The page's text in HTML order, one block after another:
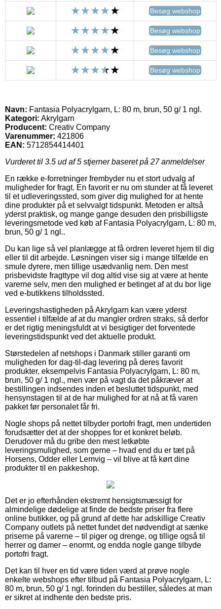
Besøg webshop
Besøg webshop
Besøg webshop
Besøg webshop
Navn: Fantasia Polyacrylgarn, L: 80 m, brun, 50 g/ 1 ngl.
Kategori: Akrylgarn
Producent: Creativ Company
Varenummer: 421806
EAN: 5712854414401
Vurderet til 3.5 ud af 5 stjerner baseret på 27anmeldelser
En række e-forretninger frembyder nu et stort udvalg af
muligheder for fragt. En favorit er nu om stunder at få leveret
til et udleveringssted, som giver dig mulighed for at hente
dine produkter på et selvvalgt tidspunkt. Metoden er altså
yderst praktisk, og mange gange desuden den prisbilligste
leveringsmetode ved køb af Fantasia Polyacrylgarn, L: 80 m,
brun, 50 g/ 1 ngl..
Du kan lige så vel planlægge at få ordren leveret hjem til dig
eller til dit arbejde. Løsningen viser sig i mange tilfælde en
smule dyrere, men tillige usædvanlig nem. Den mest
prisbevidste fragttype vil dog altid vise sig at være at hente
varerne selv, men den mulighed er betinget af at du bor lige
ved e-butikkens tilholdssted.
Leveringshastigheden på Akrylgarn kan være yderst
essentiel i tilfælde af at du mangler ordren straks, så derfor
er det rigtig meningsfuldt at vi besigtiger det forventede
leveringstidspunkt ved det aktuelle produkt.
Størstedelen af netshops i Danmark stiller garanti om
muligheden for dag-til-dag levering på deres favorit
produkter, eksempelvis Fantasia Polyacrylgarn, L: 80 m,
brun, 50 g/ 1 ngl., men vær på vagt da det påkræver at
bestillingen indsendes inden et besluttet tidspunkt, med
hensynstagen til at de har mulighed for at nå at få varen
pakket før personalet får fri.
Nogle shops på nettet tilbyder portofri fragt, men undertiden
forudsætter det at der shoppes for et konkret beløb.
Derudover må du gribe den mest letkøbte
leveringsmulighed, som gerne – hvad end du er tæt på
Horsens, Odder eller Lemvig – vil blive at få kørt dine
produkter til en pakkeshop.
Det er jo efterhånden ekstremt hensigtsmæssigt for
almindelige dødelige at finde de bedste priser fra flere
online butikker, og på grund af dette har adskillige Creativ
Company outlets på nettet fundet det nødvendigt at sænke
priserne på varerne – til piger og drenge, og tillige også til
herrer og damer – enormt, og endda nogle gange tilbyde
portofri fragt.
Det kan til hver en tid være tiden værd at prøve nogle
enkelte webshops efter tilbud på Fantasia Polyacrylgarn, L:
80 m, brun, 50 g/ 1 ngl. forinden du bestiller, således at man
er sikret at indhente den bedste pris.